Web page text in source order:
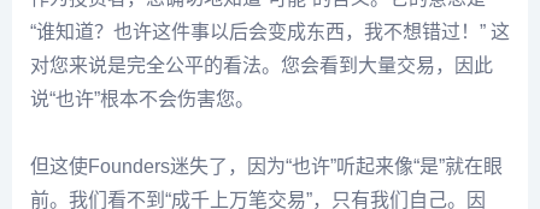
“谁知道？也许这件事以后会变成东西，我不想错过！” 这
对您来说是完全公平的看法。您会看到大量交易，因此
说“也许”根本不会伤害您。
但这使Founders迷失了，因为“也许”听起来像“是”就在眼
前。我们看不到“成千上万笔交易”，只有我们自己。因